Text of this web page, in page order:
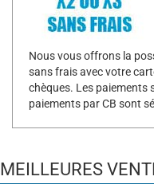
Nous vous offrons la
sans frais avec votre
chèques. Les paiements
paiements par CB sont
MEILLEURES